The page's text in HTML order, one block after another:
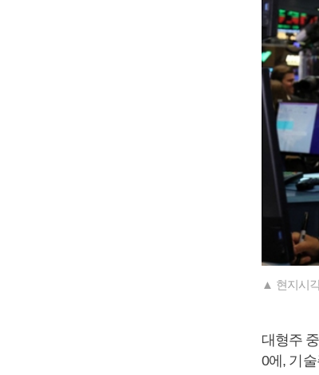
▲ 현지시
대형주
0에, 기